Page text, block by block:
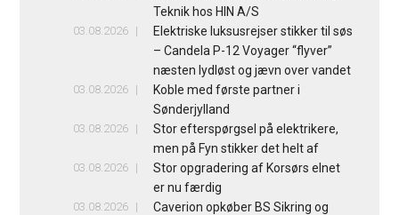
Teknik hos HIN A/S
03.08.2026
Elektriske luksusrejser stikker til søs
– Candela P-12 Voyager “flyver”
næsten lydløst og jævn over vandet
03.08.2026
Koble med første partner i
Sønderjylland
03.08.2026
Stor efterspørgsel på elektrikere,
men på Fyn stikker det helt af
03.08.2026
Stor opgradering af Korsørs elnet
er nu færdig
03.08.2026
Caverion opkøber BS Sikring og